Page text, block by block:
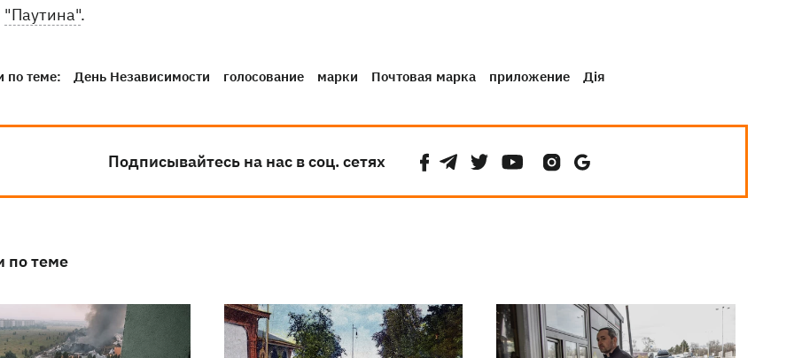
"Паутина".
по теме: День Независимости голосование марки Почтовая марка приложение Дія
Подписывайтесь на нас в соц. сетях
по теме